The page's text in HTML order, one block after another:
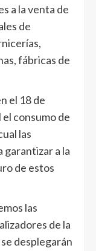
a la venta de
de
fábricas de
el 18 de
consumo de
las
garantizar a la
de estos
las
de la
desplegarán